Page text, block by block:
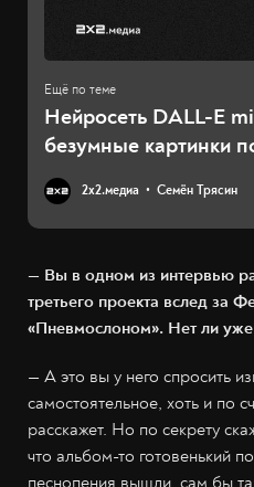
Нейросеть DALL-E
безумные картинки
2х2.медиа Семён Трясин
— Вы в одном из интервью
третьего проекта вслед за
«Пневмослоном». Нет ли
— А это вы у него спросить
самостоятельное, хоть и по
расскажет. Но по секрету
что альбом-то готовенький